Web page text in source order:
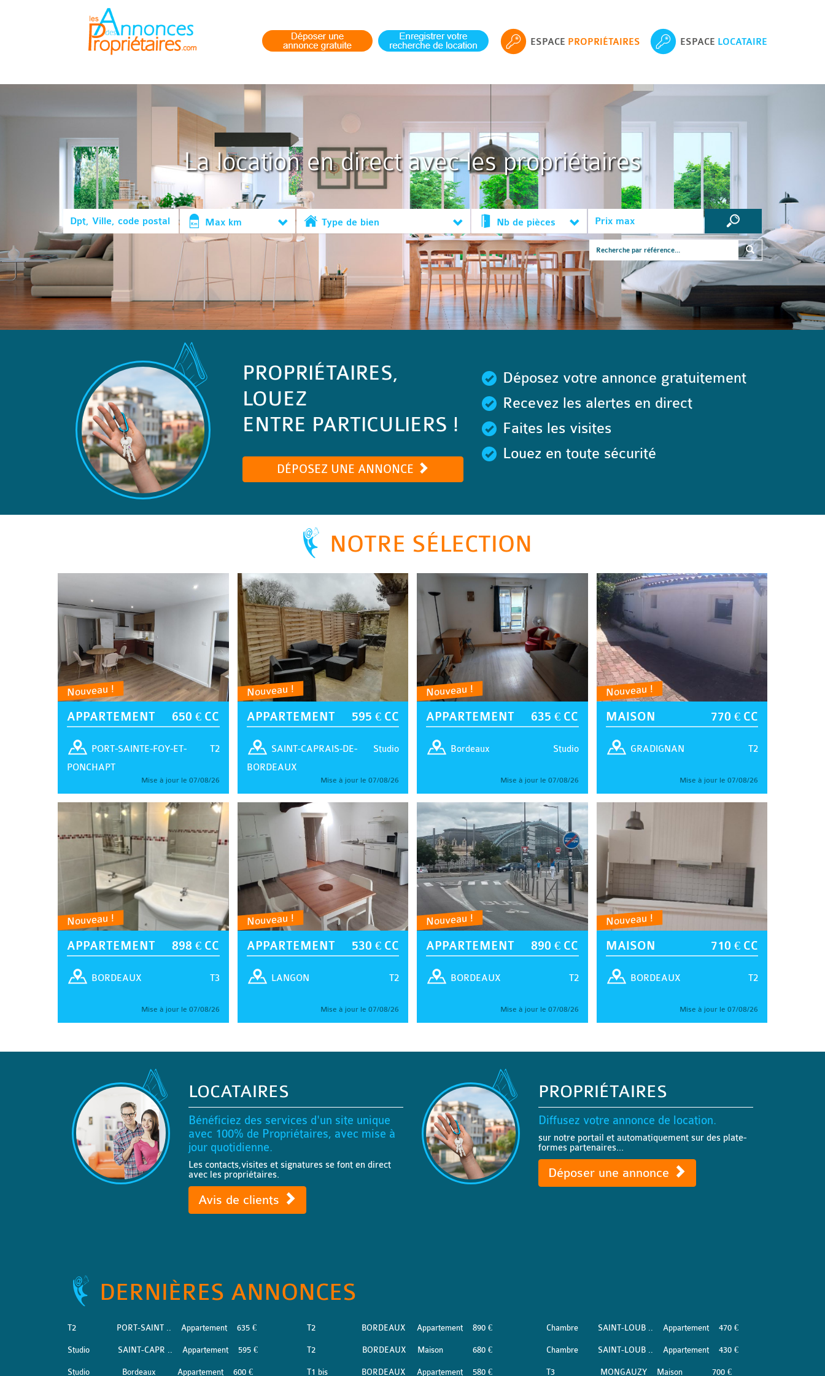
ESPACE PROPRIÉTAIRES ESPACE LOCATAIRE
La location en direct avec les propriétaires
Max km Type de bien Nb de pièces
PROPRIÉTAIRES,
LOUEZ
ENTRE PARTICULIERS !
DÉPOSEZ UNE ANNONCE
Déposez votre annonce gratuitement
Recevez les alertes en direct
Faites les visites
Louez en toute sécurité
NOTRE SÉLECTION
Nouveau !
APPARTEMENT 650 € CC
T2
PORT-SAINTE-FOY-ET-
PONCHAPT
Mise à jour le 07/08/26
Nouveau !
APPARTEMENT 595 € CC
Studio
SAINT-CAPRAIS-DE-
BORDEAUX
Mise à jour le 07/08/26
Nouveau !
APPARTEMENT 635 € CC
Studio
Bordeaux
Mise à jour le 07/08/26
Nouveau !
MAISON 770 € CC
T2
GRADIGNAN
Mise à jour le 07/08/26
Nouveau !
APPARTEMENT 898 € CC
T3
BORDEAUX
Mise à jour le 07/08/26
Nouveau !
APPARTEMENT 530 € CC
T2
LANGON
Mise à jour le 07/08/26
Nouveau !
APPARTEMENT 890 € CC
T2
BORDEAUX
Mise à jour le 07/08/26
Nouveau !
MAISON 710 € CC
T2
BORDEAUX
Mise à jour le 07/08/26
LOCATAIRES
Bénéficiez des services d'un site unique
avec 100% de Propriétaires, avec mise à
jour quotidienne.
Les contacts,visites et signatures se font en direct
avec les propriétaires.
Avis de clients
PROPRIÉTAIRES
Diffusez votre annonce de location.
sur notre portail et automatiquement sur des plate-
formes partenaires...
Déposer une annonce
DERNIÈRES ANNONCES
T2 PORT-SAINT .. Appartement 635 €
Studio SAINT-CAPR .. Appartement 595 €
Studio Bordeaux Appartement 600 €
T2 BORDEAUX Appartement 890 €
T2 BORDEAUX Maison 680 €
T1 bis BORDEAUX Appartement 580 €
Chambre SAINT-LOUB .. Appartement 470 €
Chambre SAINT-LOUB .. Appartement 430 €
T3 MONGAUZY Maison 700 €